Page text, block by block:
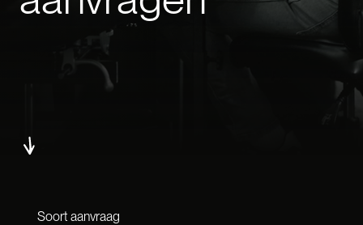
Soort aanvraag